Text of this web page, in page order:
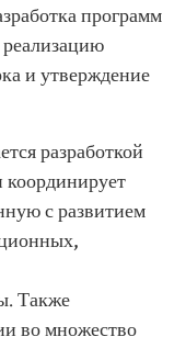
программ
реализацию
и утверждение
разработкой
координирует
с развитием
Также
во множество